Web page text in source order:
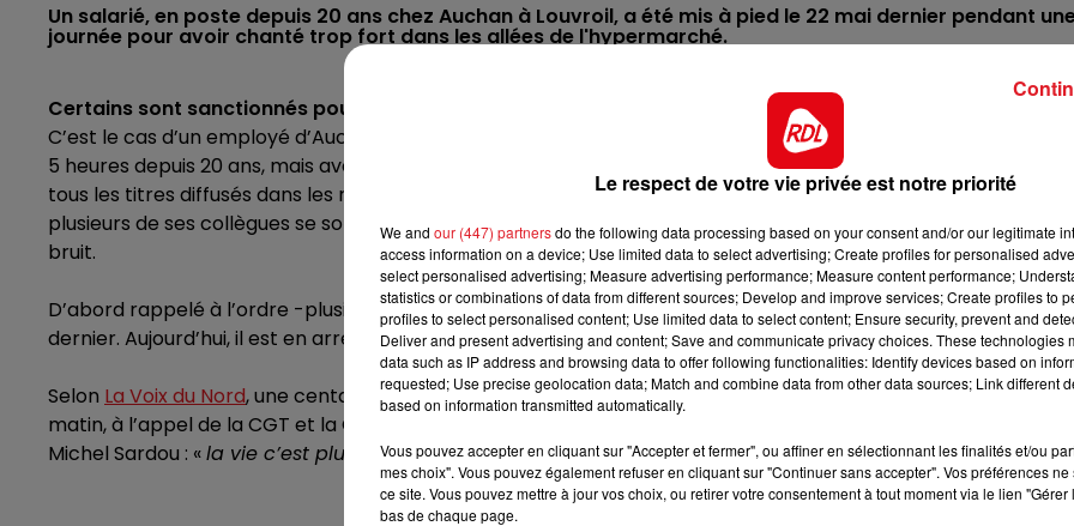
7h00 - 10h00
DEBOUT C'EST L'HEURE
12h00 - 13h00
Un salarié, en poste depuis 20 ans chez Auchan à Louvroil, a été mis à pied le 22 mai dernier pendant
journée pour avoir chanté trop fort dans les allées de l'hypermarché.
Certains sont sanctionnés pour faute grave. D’autres pour avoir poussé la chansonnette un peu trop
C’est le cas d’un employé d’Auchan à Louvroil, près de Maubeuge. Ce salarié prend son poste tous les matins à
5 heures depuis 20 ans, mais avec un peu trop d’entrain pour certains. Il a, en effet, pour habitude de chanter
tous les titres diffusés dans les rayons du magasin. Une bonne humeur moyennement communicative puisque
plusieurs de ses collègues se sont plaints auprès de la direction : le chanteur en herbe agace et fait trop de
bruit.
D’abord rappelé à l’ordre -plusieurs fois selon la direction-, le salarié a ensuite été mis à pied un jour le 22 mai
dernier. Aujourd’hui, il est en arrêt maladie. Une sanction hors norme et absurde selon les syndicats.
Selon La Voix du Nord, une centaine de personnes se sont rassemblées dans les rayons du magasin ce mardi
matin, à l’appel de la CGT et la CFDT pour le soutenir. Les manifestants ont fait entendre leurs voix sur un air
Michel Sardou : «la vie c’est plus marrant c’est moins désespérant, en chantant !».
Le respect de votre vie privée est notre priorité
We and our (447) partnersdo the following data processing based on your consent and/or our legitimate
access information on a device; Use limited data to select advertising; Create profiles for personalised
select personalised advertising; Measure advertising performance; Measure content performance;
statistics or combinations of data from different sources; Develop and improve services; Create profiles to
profiles to select personalised content; Use limited data to select content; Ensure security, prevent and
Deliver and present advertising and content; Save and communicate privacy choices. These technologies
data such as IP address and browsing data to offer following functionalities: Identify devices based on
requested; Use precise geolocation data; Match and combine data from other data sources; Link different
based on information transmitted automatically.
Vous pouvez accepter en cliquant sur "Accepter et fermer", ou affiner en sélectionnant les finalités et/ou
mes choix". Vous pouvez également refuser en cliquant sur "Continuer sans accepter". Vos préférences
ce site. Vous pouvez mettre à jour vos choix, ou retirer votre consentement à tout moment via le lien
bas de chaque page.